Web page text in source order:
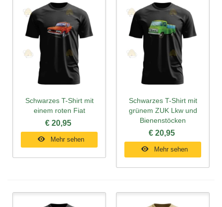
Schwarzes T-Shirt mit
einem roten Fiat
€ 20,95
Mehr sehen
Schwarzes T-Shirt mit
grünem ZUK Lkw und
Bienenstöcken
€ 20,95
Mehr sehen